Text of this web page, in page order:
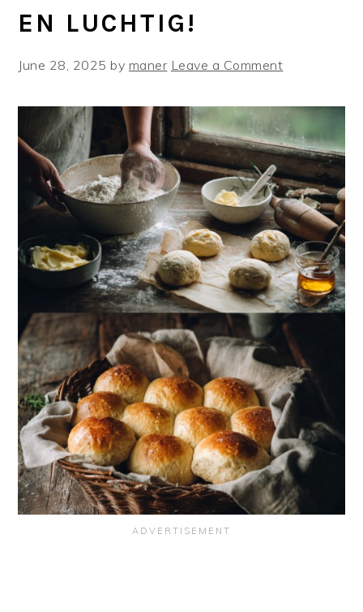
EN LUCHTIG!
June 28, 2025 by maner Leave a Comment